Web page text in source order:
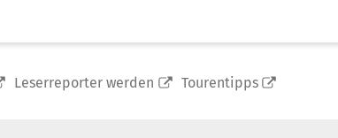
Leserreporter werden Tourentipps